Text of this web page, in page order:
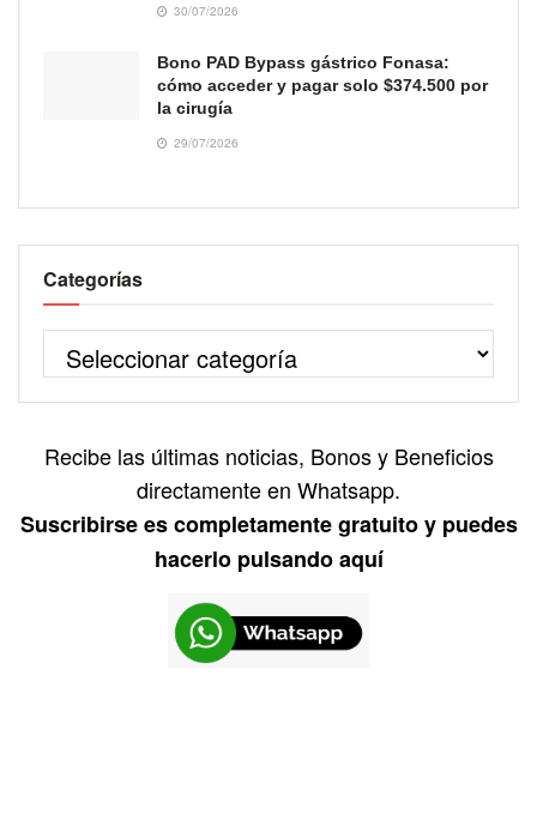
30/07/2026
Bono PAD Bypass gástrico Fonasa:
cómo acceder y pagar solo $374.500 por
la cirugía
29/07/2026
Categorías
Recibe las últimas noticias, Bonos y Beneficios
directamente en Whatsapp.
Suscribirse es completamente gratuito y puedes
hacerlo pulsando aquí